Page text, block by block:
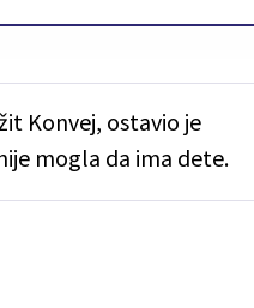
Konvej, ostavio je
mogla da ima dete.